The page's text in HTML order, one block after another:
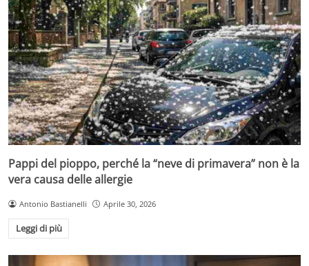
Pappi del pioppo, perché la “neve di primavera” non è la
vera causa delle allergie
Antonio Bastianelli Aprile 30, 2026
Leggi di più